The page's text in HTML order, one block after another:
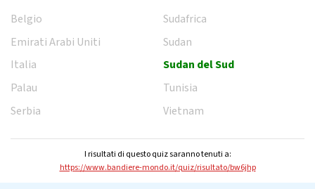
Belgio
Emirati Arabi Uniti
Italia
Palau
Serbia
Sudafrica
Sudan
Sudan del Sud
Tunisia
Vietnam
I risultati di questo quiz saranno tenuti a:
https://www.bandiere-mondo.it/quiz/risultato/bw6jhp